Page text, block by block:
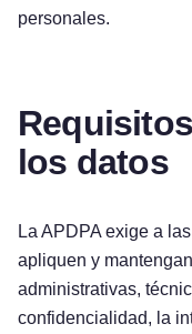
personales.
los datos
La APDPA exige a
apliquen y
administrativas,
confidencialidad, la